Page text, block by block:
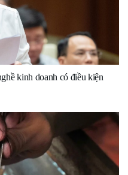
kinh doanh có điều kiện